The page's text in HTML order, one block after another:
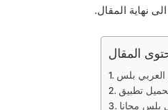
نهاية المقال.
المقال
بلس مجانا